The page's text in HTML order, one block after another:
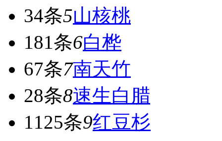
34条5山核桃
181条6白桦
67条7南天竹
28条8速生白腊
1125条9红豆杉